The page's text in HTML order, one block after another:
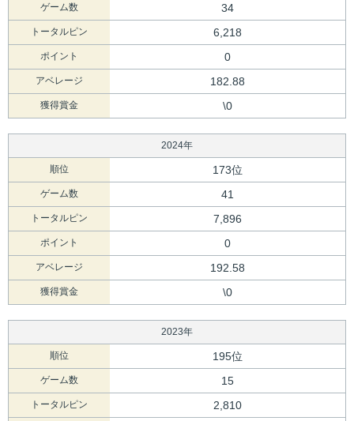
ゲーム数 34
トータルピン 6,218
ポイント 0
アベレージ 182.88
獲得賞金 \0
2024年
順位 173位
ゲーム数 41
トータルピン 7,896
ポイント 0
アベレージ 192.58
獲得賞金 \0
2023年
順位 195位
ゲーム数 15
トータルピン 2,810